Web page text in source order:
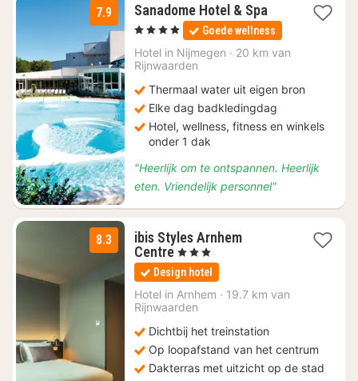
7.9 Sanadome Hotel & Spa1
nacht
vanaf
€
, 4 Sterren Goede wellness
Hotel in Nijmegen · 20 km van
Rijnwaarden
Thermaal water uit eigen bron
Elke dag badkledingdag
Hotel, wellness, fitness en winkels
onder 1 dak
"Heerlijk om te ontspannen. Heerlijk
eten. Vriendelijk personnel"
8.3
ibis Styles Arnhem
Centre1
nacht
vanaf
€
129
, 3 Sterren
Design hotel
Hotel in Arnhem · 19.7 km van
Rijnwaarden
Dichtbij het treinstation
Op loopafstand van het centrum
Dakterras met uitzicht op de stad